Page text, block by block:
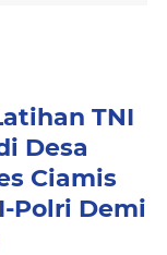
TNI
Desa
Ciamis
Polri Demi